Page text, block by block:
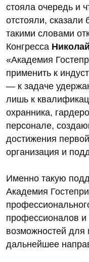
стояла очередь и
отстояли,
такими словами
Конгресса
«Академия
применить к
— к задаче
лишь к
охранника,
персонале,
достижения
организация и
Именно такую
Академия
профессионалов и
возможностей
дальнейшее